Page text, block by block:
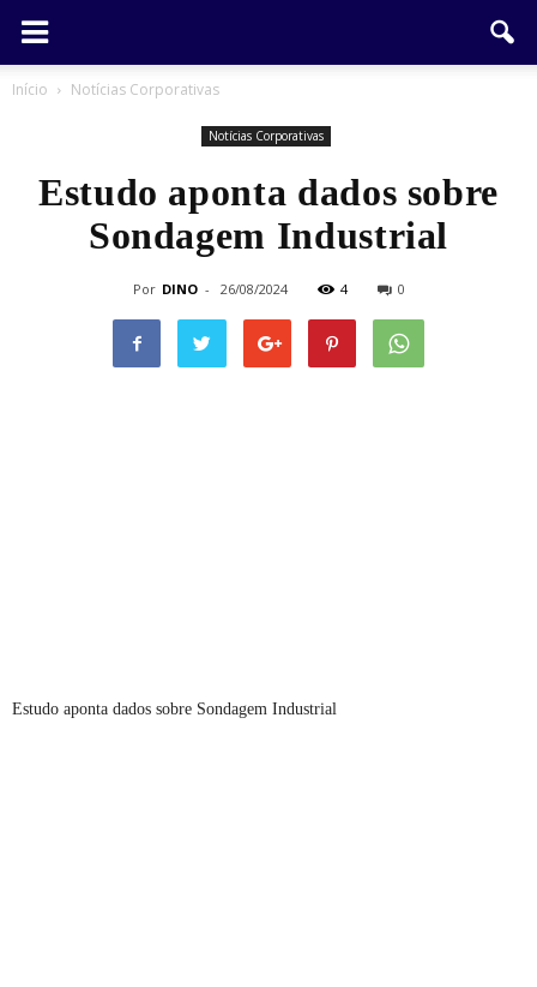
Início Notícias Corporativas
Notícias Corporativas
Estudo aponta dados sobre
Sondagem Industrial
Por DINO - 26/08/2024 4 0
Estudo aponta dados sobre Sondagem Industrial